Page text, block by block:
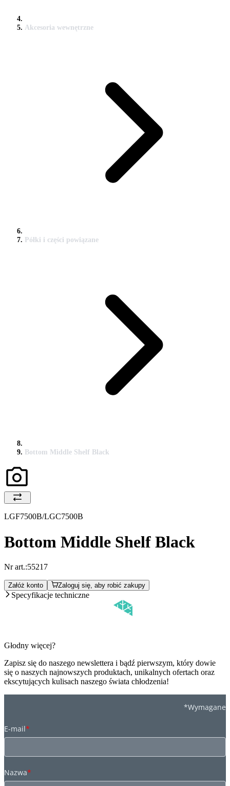
Akcesoria wewnętrzne
Półki i części powiązane
Bottom Middle Shelf Black
LGF7500B/LGC7500B
Bottom Middle Shelf Black
Nr art.:55217
Załóż konto Zaloguj się, aby robić zakupy
Specyfikacje techniczne
Głodny więcej?
Zapisz się do naszego newslettera i bądź pierwszym, który dowie
się o naszych najnowszych produktach, unikalnych ofertach oraz
ekscytujących kulisach naszego świata chłodzenia!
*Wymagane
E-mail*
Nazwa*